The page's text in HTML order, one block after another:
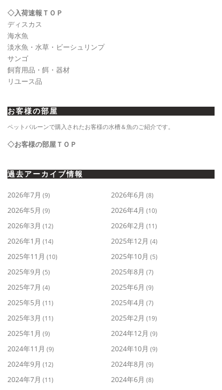
◇入荷速報ＴＯＰ
ディスカス
海水魚
淡水魚・水草・ビーシュリンプ
サンゴ
飼育用品・餌・器材
リユース品
お客様の部屋
ペットバルーンで購入されたお客様の水槽＆魚のご紹介です。
◇お客様の部屋ＴＯＰ
過去アーカイブ情報
2026年7月 (9) 2026年6月 (8)
2026年5月 (9) 2026年4月 (10)
2026年3月 (12) 2026年2月 (11)
2026年1月 (14) 2025年12月 (4)
2025年11月 (10) 2025年10月 (5)
2025年9月 (5) 2025年8月 (7)
2025年7月 (4) 2025年6月 (9)
2025年5月 (11) 2025年4月 (7)
2025年3月 (11) 2025年2月 (19)
2025年1月 (9) 2024年12月 (9)
2024年11月 (9) 2024年10月 (9)
2024年9月 (12) 2024年8月 (9)
2024年7月 (11) 2024年6月 (8)